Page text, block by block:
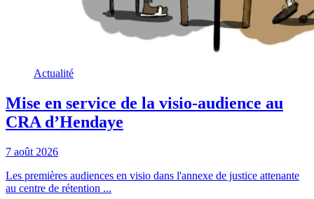
Actualité
Mise en service de la visio-audience au
CRA d’Hendaye
7 août 2026
Les premières audiences en visio dans l'annexe de justice attenante
au centre de rétention ...